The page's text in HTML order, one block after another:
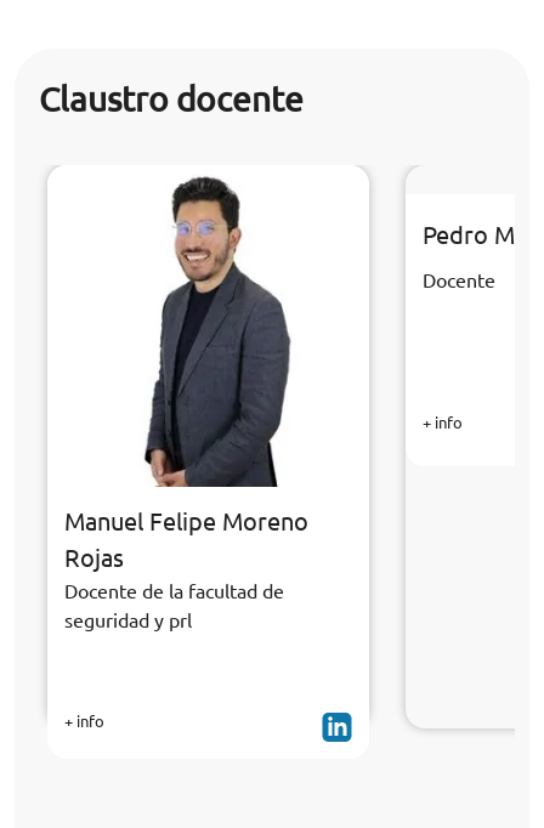
Claustro docente
Manuel Felipe Moreno
Rojas
Docente de la facultad de
seguridad y prl
+ info
Pedro
Docente
+ info